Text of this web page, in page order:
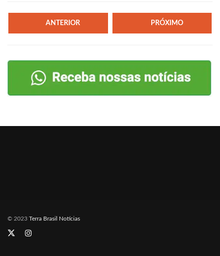
ANTERIOR PRÓXIMO
© 2023 Terra Brasil Notícias